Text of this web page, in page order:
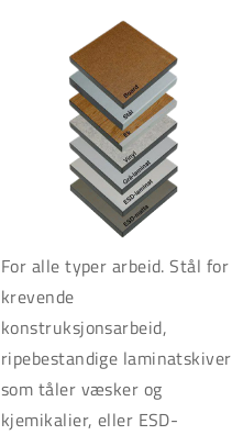
For alle typer arbeid. Stål for
krevende
konstruksjonsarbeid,
ripebestandige laminatskiver
som tåler væsker og
kjemikalier, eller ESD-